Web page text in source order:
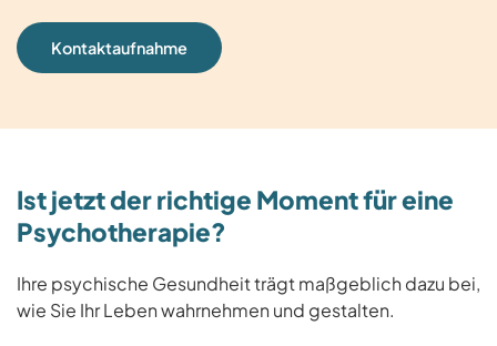
Kontaktaufnahme
Ist jetzt der richtige Moment für eine
Psychotherapie?
Ihre psychische Gesundheit trägt maßgeblich dazu bei,
wie Sie Ihr Leben wahrnehmen und gestalten.